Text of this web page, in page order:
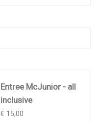
Entree McJunior - all
inclusive
€ 15,00